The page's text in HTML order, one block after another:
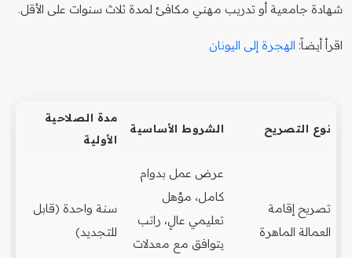
شهادة جامعية أو تدريب مهني مكافئ لمدة ثلاث سنوات على الأقل.
اقرأ أيضاً: الهجرة إلى اليونان
نوع التصريح الشروط الأساسية
مدة الصلاحية
الأولية
تصريح إقامة
العمالة الماهرة
عرض عمل بدوام
كامل، مؤهل
تعليمي عالٍ، راتب
يتوافق مع معدلات
سنة واحدة (قابل
للتجديد)